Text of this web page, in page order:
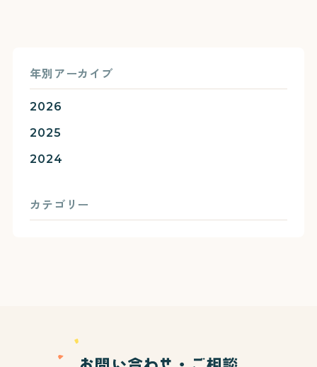
年別アーカイブ
2026
2025
2024
カテゴリー